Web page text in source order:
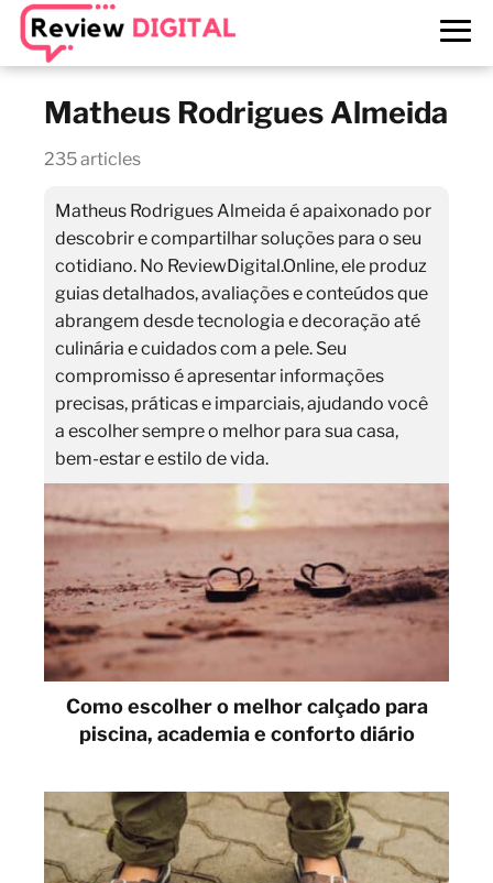
Matheus Rodrigues Almeida
235 articles
Matheus Rodrigues Almeida é apaixonado por
descobrir e compartilhar soluções para o seu
cotidiano. No ReviewDigital.Online, ele produz
guias detalhados, avaliações e conteúdos que
abrangem desde tecnologia e decoração até
culinária e cuidados com a pele. Seu
compromisso é apresentar informações
precisas, práticas e imparciais, ajudando você
a escolher sempre o melhor para sua casa,
bem-estar e estilo de vida.
Como escolher o melhor calçado para
piscina, academia e conforto diário